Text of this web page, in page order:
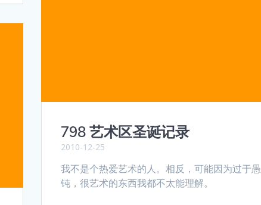
798 艺术区圣诞记录
2010-12-25
我不是个热爱艺术的人。相反，可能因为过于愚
钝，很艺术的东西我都不太能理解。